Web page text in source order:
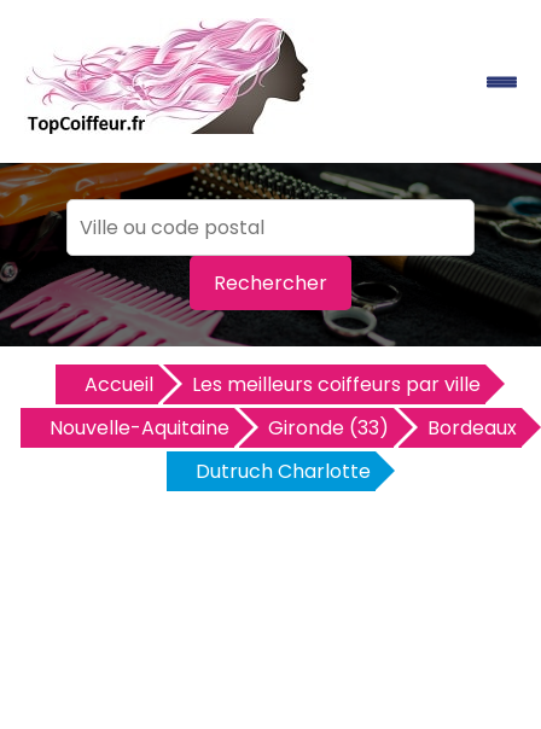
Rechercher
Accueil
Les meilleurs coiffeurs par ville
Nouvelle-Aquitaine
Gironde (33)
Bordeaux
Dutruch Charlotte